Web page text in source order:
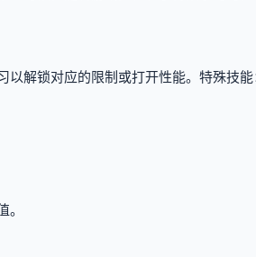
以解锁对应的限制或打开性能。 特殊技